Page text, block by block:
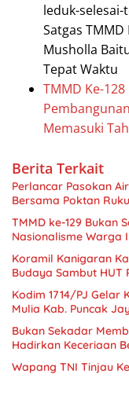
leduk-
Satgas
Musholla
Tepat Waktu
TMMD Ke-
Memasuki
Berita Terkait
Perlancar Pasokan
Bersama Poktan
TMMD ke-129 Bukan
Nasionalisme Warga
Koramil Kanigaran
Budaya Sambut HUT
Kodim 1714/PJ Gelar
Mulia Kab. Puncak
Bukan Sekadar
Hadirkan Keceriaan
Wapang TNI Tinjau